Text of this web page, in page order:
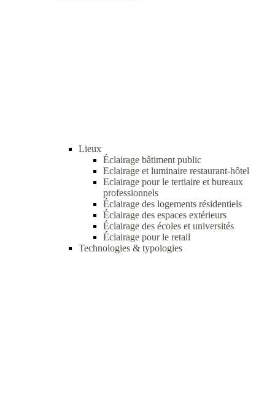
Lieux
Éclairage bâtiment public
Eclairage et luminaire restaurant-hôtel
Eclairage pour le tertiaire et bureaux
professionnels
Éclairage des logements résidentiels
Éclairage des espaces extérieurs
Éclairage des écoles et universités
Éclairage pour le retail
Technologies & typologies